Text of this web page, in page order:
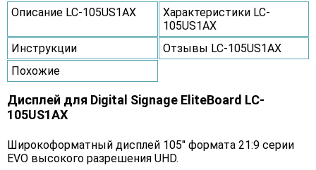
Описание LC-105US1AX
Характеристики LC-
105US1AX
Инструкции
Отзывы LC-105US1AX
Похожие
Дисплей для Digital Signage EliteBoard LC-
105US1AX
Широкоформатный дисплей 105" формата 21:9 серии
EVO высокого разрешения UHD.